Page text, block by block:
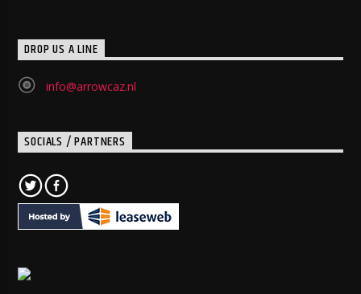
DROP US A LINE
info@arrowcaz.nl
SOCIALS / PARTNERS